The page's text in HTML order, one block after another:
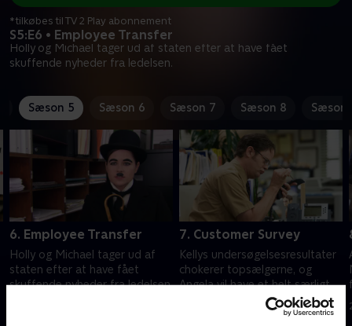
S5:E6 • Employee Transfer
Holly og Michael tager ud af staten efter at have fået
skuffende nyheder fra ledelsen.
*tilkøbes til TV 2 Play abonnement
Sæson 5 Sæson 6 Sæson 7 Sæson 8 Sæson
6. Employee Transfer
Holly og Michael tager ud af
staten efter at have fået
skuffende nyheder fra ledelsen.
7. Customer Survey
Kellys undersøgelsesresultater
chokerer topsælgerne, og
Angela vil have et helt særligt